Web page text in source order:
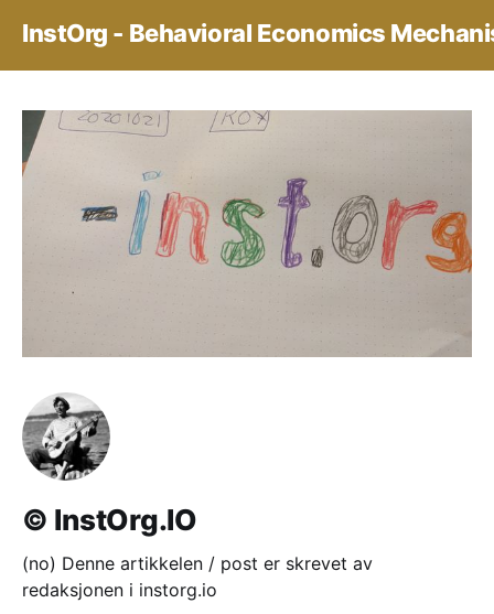
InstOrg - Behavioral Economics
© InstOrg.IO
(no) Denne artikkelen / post er skrevet av
redaksjonen i instorg.io